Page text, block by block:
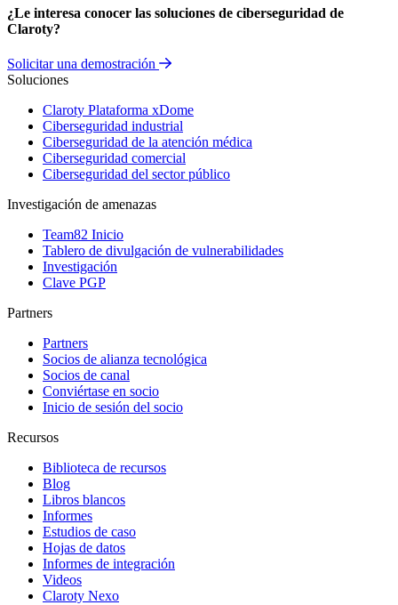
¿Le interesa conocer las soluciones de ciberseguridad de
Claroty?
Solicitar una demostración
Soluciones
Claroty Plataforma xDome
Ciberseguridad industrial
Ciberseguridad de la atención médica
Ciberseguridad comercial
Ciberseguridad del sector público
Investigación de amenazas
Team82 Inicio
Tablero de divulgación de vulnerabilidades
Investigación
Clave PGP
Partners
Partners
Socios de alianza tecnológica
Socios de canal
Conviértase en socio
Inicio de sesión del socio
Recursos
Biblioteca de recursos
Blog
Libros blancos
Informes
Estudios de caso
Hojas de datos
Informes de integración
Videos
Claroty Nexo